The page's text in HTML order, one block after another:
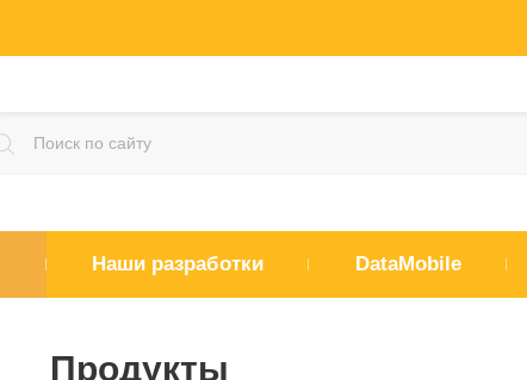
Наши разработки DataMobile
Продукты